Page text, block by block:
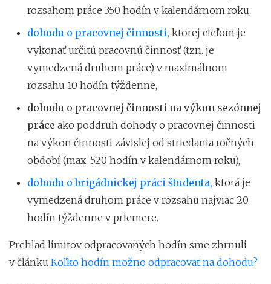
rozsahom práce 350 hodín v kalendárnom roku,
dohodu o pracovnej činnosti, ktorej cieľom je
vykonať určitú pracovnú činnosť (tzn. je
vymedzená druhom práce) v maximálnom
rozsahu 10 hodín týždenne,
dohodu o pracovnej činnosti na výkon sezónnej
práce ako poddruh dohody o pracovnej činnosti
na výkon činnosti závislej od striedania ročných
období (max. 520 hodín v kalendárnom roku),
dohodu o brigádnickej práci študenta, ktorá je
vymedzená druhom práce v rozsahu najviac 20
hodín týždenne v priemere.
Prehľad limitov odpracovaných hodín sme zhrnuli
v článku Koľko hodín možno odpracovať na dohodu?